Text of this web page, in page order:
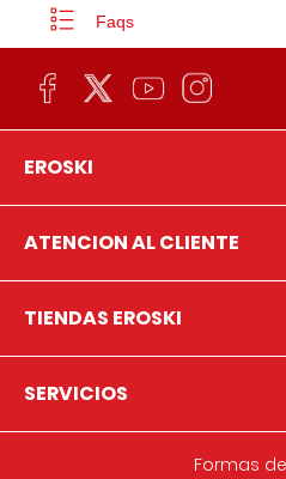
Faqs
EROSKI
ATENCION AL CLIENTE
TIENDAS EROSKI
SERVICIOS
Formas